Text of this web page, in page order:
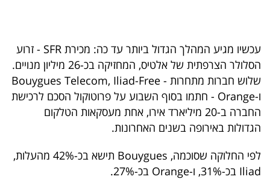
הכלכלי
פודקאסט
40
UNDER
40
עכשיו מגיע המהלך הגדול ביותר עד כה: מכירת SFR - זרוע
הסלולר הצרפתית של אלטיס, המחזיקה בכ-26 מיליון מנויים.
שלוש חברות מתחרות - Bouygues Telecom, Iliad-Free
ו-Orange - חתמו בסוף השבוע על פרוטוקול הסכם לרכישת
החברה ב-20 מיליארד אירו, אחת מעסקאות הטלקום
הגדולות באירופה בשנים האחרונות.
לפי החלוקה שסוכמה, Bouygues תישא בכ-42% מהעלות,
Iliad בכ-31%, ו-Orange בכ-27%.